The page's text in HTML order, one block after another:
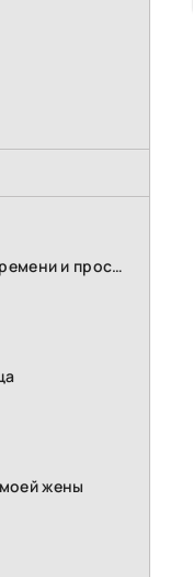
Бегу к тебе во времени и пространстве
жены